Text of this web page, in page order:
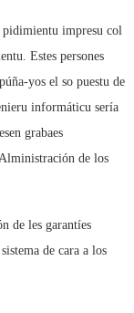
pidimientu impresu col
Estes persones
yos el so puestu de
informáticu sería
grabaes
de los
de les garantíes
de cara a los